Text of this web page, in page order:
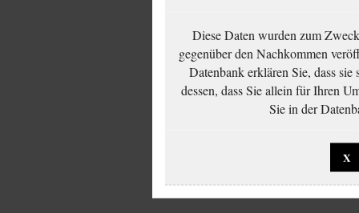
Diese Daten wurden zum
gegenüber den Nachkommen
Datenbank erklären Sie, dass sie
dessen, dass Sie allein für Ihren
Sie in der
X